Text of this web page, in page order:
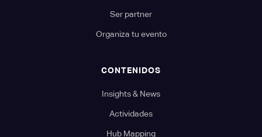
Ser partner
Organiza tu evento
CONTENIDOS
Insights & News
Actividades
Hub Mapping